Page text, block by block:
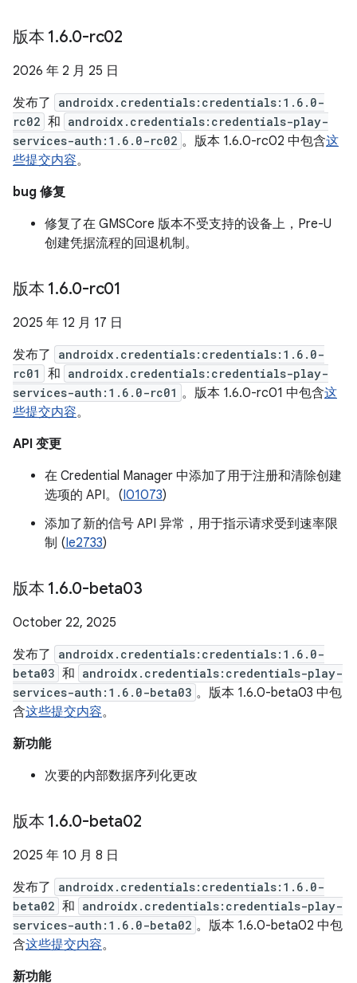
版本 1.6.0-rc02
2026 年 2 月 25 日
发布了
androidx.credentials:credentials:1.6.0-
rc02 和 androidx.credentials:credentials-play-
services-auth:1.6.0-rc02 。版本 1.6.0-rc02 中包含这
些提交内容。
bug 修复
修复了在 GMSCore 版本不受支持的设备上，Pre-U
创建凭据流程的回退机制。
版本 1.6.0-rc01
2025 年 12 月 17 日
发布了
androidx.credentials:credentials:1.6.0-
rc01
和 androidx.credentials:credentials-play-
services-auth:1.6.0-rc01 。版本 1.6.0-rc01 中包含这
些提交内容。
API 变更
在 Credential Manager 中添加了用于注册和清除创建
选项的 API。(I01073)
添加了新的信号 API 异常，用于指示请求受到速率限
制 (Ie2733)
版本 1.6.0-beta03
October 22, 2025
发布了
androidx.credentials:credentials:1.6.0-
beta03 和 androidx.credentials:credentials-play-
services-auth:1.6.0-beta03 。版本 1.6.0-beta03 中包
含这些提交内容。
新功能
次要的内部数据序列化更改
版本 1.6.0-beta02
2025 年 10 月 8 日
发布了
androidx.credentials:credentials:1.6.0-
beta02 和 androidx.credentials:credentials-play-
services-auth:1.6.0-beta02 。版本 1.6.0-beta02 中包
含这些提交内容。
新功能